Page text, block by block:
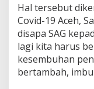
Hal tersebut
Covid-19 Aceh,
disapa SAG
lagi kita harus
kesembuhan
bertambah,